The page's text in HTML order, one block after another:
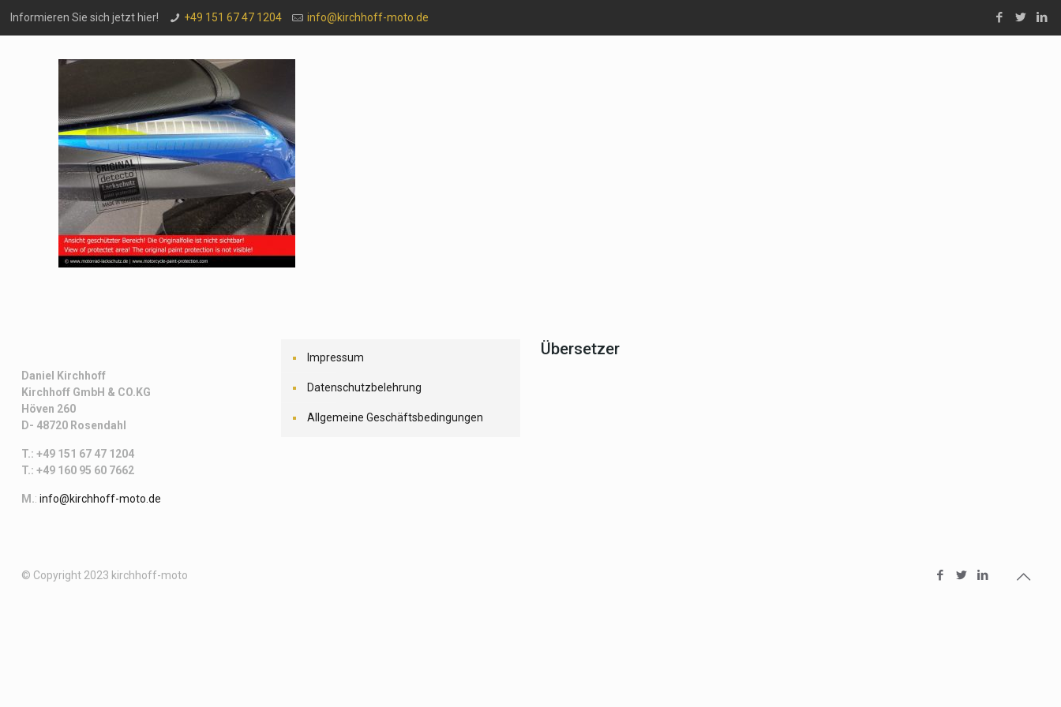
Informieren Sie sich jetzt hier! +49 151 67 47 1204 info@kirchhoff-moto.de
Daniel Kirchhoff
Kirchhoff GmbH & CO.KG
Höven 260
D- 48720 Rosendahl
T.: +49 151 67 47 1204
T.: +49 160 95 60 7662
M.: info@kirchhoff-moto.de
Impressum
Datenschutzbelehrung
Allgemeine Geschäftsbedingungen
Übersetzer
© Copyright 2023 kirchhoff-moto